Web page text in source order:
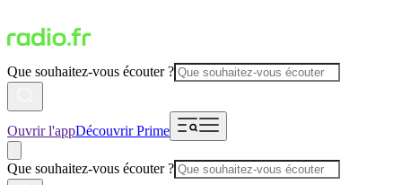
Que souhaitez-vous écouter ?
Ouvrir l'appDécouvrir Prime
Que souhaitez-vous écouter ?